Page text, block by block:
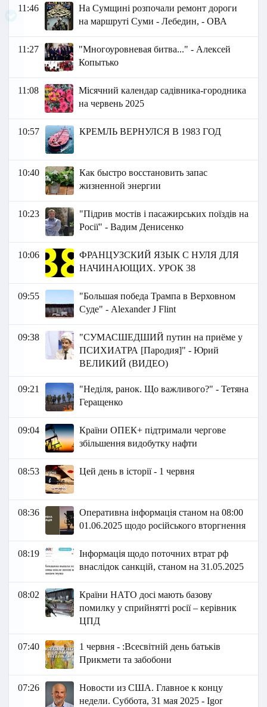
11:46
На Сумщині розпочали ремонт дороги
на маршруті Суми - Лебедин, - ОВА
11:27
"Многоуровневая битва..." - Алексей
Копытько
11:08
Місячний календар садівника-городника
на червень 2025
10:57 КРЕМЛЬ ВЕРНУЛСЯ В 1983 ГОД
10:40
Как быстро восстановить запас
жизненной энергии
10:23
"Підрив мостів і пасажирських поїздів на
Росії" - Вадим Денисенко
10:06
ФРАНЦУЗСКИЙ ЯЗЫК C НУЛЯ ДЛЯ
НАЧИНАЮЩИХ. УРОК 38
09:55
"Большая победа Трампа в Верховном
Суде" - Аlexander J Flint
09:38
"СУМАСШЕДШИЙ путин на приёме у
ПСИХИАТРА [Пародия]" - Юрий
ВЕЛИКИЙ (ВИДЕО)
09:21
"Неділя, ранок. Що важливого?" - Тетяна
Геращенко
09:04
Країни ОПЕК+ підтримали чергове
збільшення видобутку нафти
08:53 Цей день в історії - 1 червня
08:36
Оперативна інформація станом на 08:00
01.06.2025 щодо російського вторгнення
08:19
Інформація щодо поточних втрат рф
внаслідок санкцій, станом на 31.05.2025
08:02
Країни НАТО досі мають базову
помилку у сприйнятті росії – керівник
ЦПД
07:40
1 червня - :Всесвітній день батьків
Прикмети та забобони
07:26
Новости из США. Главное к концу
недели. Суббота, 31 мая 2025 - Igor